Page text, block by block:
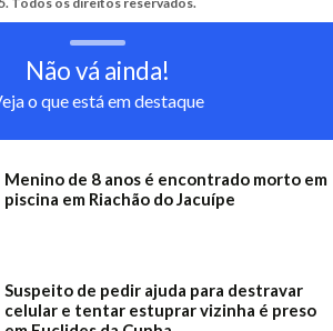
Não vá ainda!
o que está em destaque
Menino de 8 anos é encontrado morto em
piscina em Riachão do Jacuípe
Suspeito de pedir ajuda para destravar
celular e tentar estuprar vizinha é preso